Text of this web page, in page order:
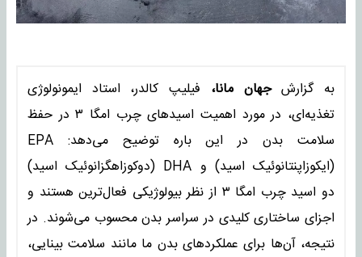
به گزارشجهان مانا، فیلیپ کالدر، استاد ایمونولوژی
تغذیه‌ای، در مورد اهمیت اسیدهای چرب امگا ۳ در حفظ
سلامت بدن در این باره توضیح می‌دهد: EPA
(ایکوزاپنتانوئیک اسید) و DHA (دوکوزاهگزانوئیک اسید)
دو اسید چرب امگا ۳ از نظر بیولوژیکی فعال‌ترین هستند و
اجزای ساختاری کلیدی در سراسر بدن محسوب می‌شوند. در
نتیجه، آن‌ها برای عملکردهای بدن ما مانند سلامت بینایی،